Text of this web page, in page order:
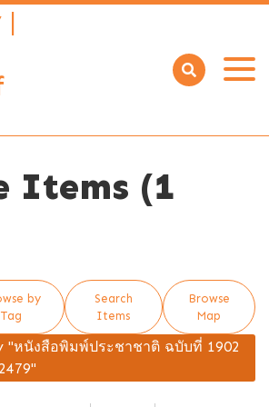
|
Open
Items (1
by
Tag
Search
Items
Browse
Map
"หนังสือพิมพ์ประชาชาติ ฉบับที่ 1902